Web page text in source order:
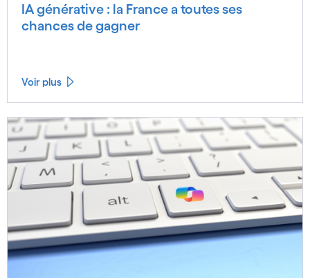
IA générative : la France a toutes ses
chances de gagner
Voir plus